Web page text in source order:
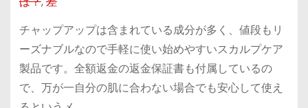
チャップアップは含まれている成分が多く、値段もリ
ーズナブルなので手軽に使い始めやすいスカルプケア
製品です。全額返金の返金保証書も付属しているの
で、万が一自分の肌に合わない場合でも安心して使え